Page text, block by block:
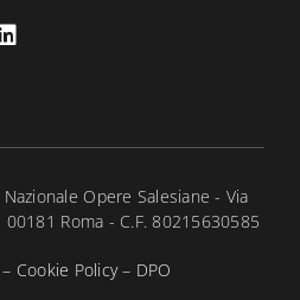
Opere Salesiane - Via
Roma - C.F. 80215630585
Cookie Policy– DPO